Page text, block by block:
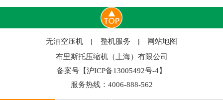
无油空压机 | 整机服务 |
网站地图
布里斯托压缩机（上海）有限公司
备案号【沪ICP备13005492号-4】
服务热线：4006-888-562